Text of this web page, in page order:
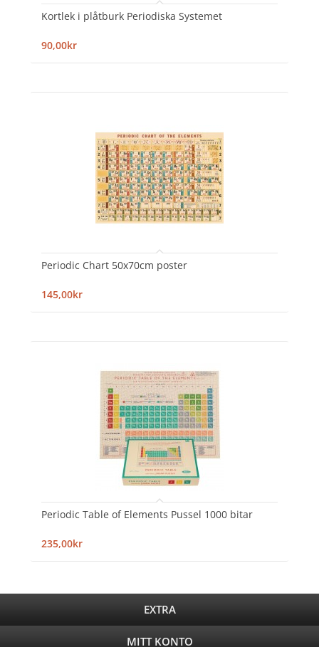
Kortlek i plåtburk Periodiska Systemet
90,00kr
Periodic Chart 50x70cm poster
145,00kr
Periodic Table of Elements Pussel 1000 bitar
235,00kr
EXTRA
MITT KONTO